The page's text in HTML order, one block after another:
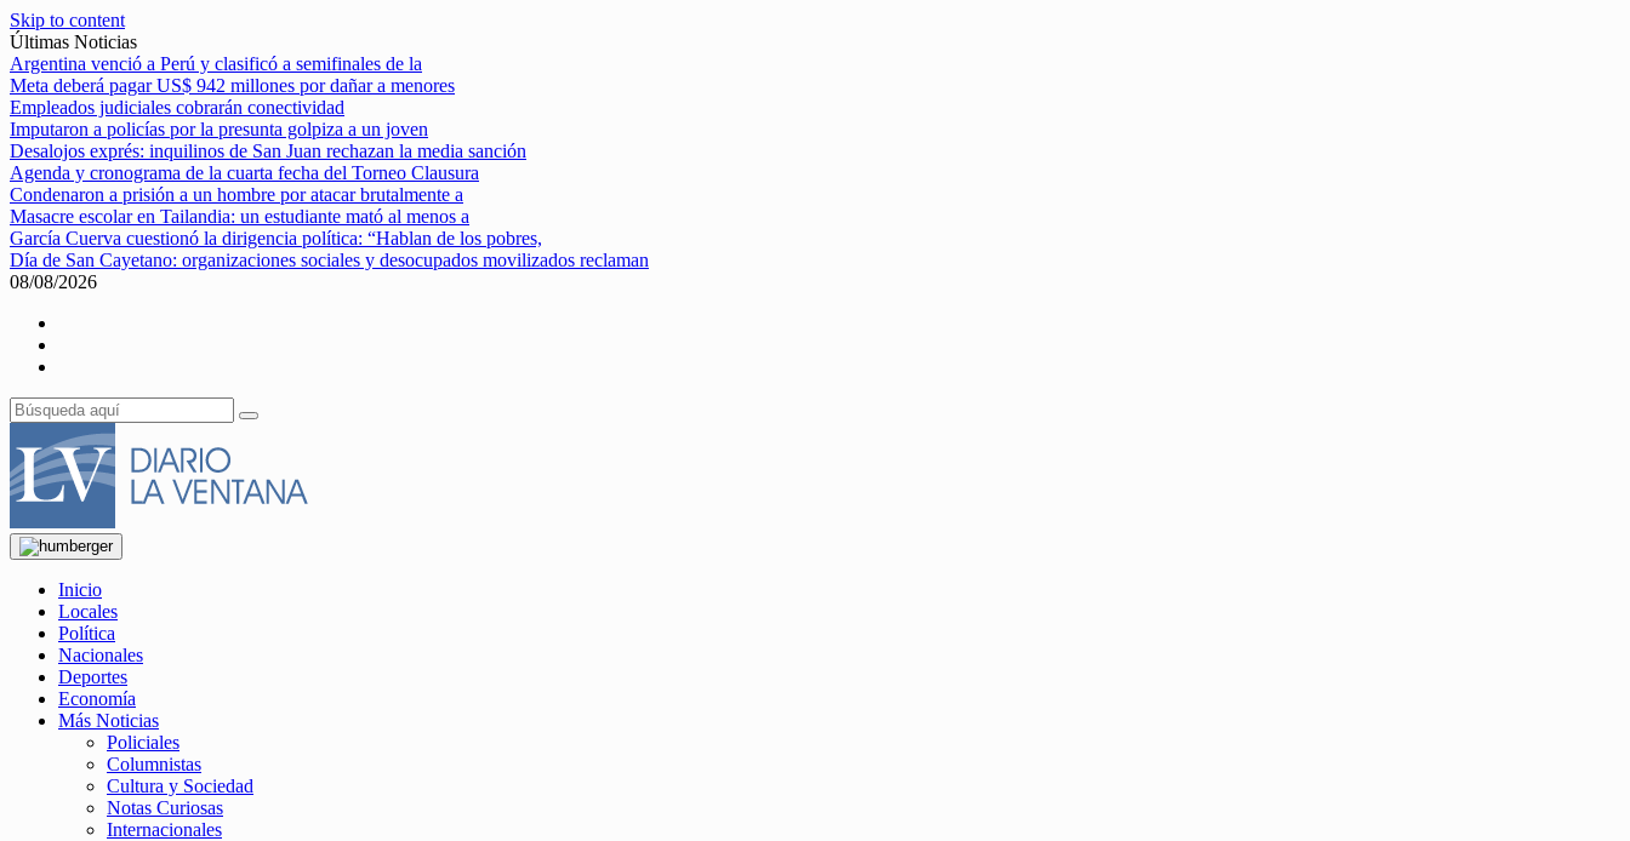
Skip to content
Últimas Noticias
Argentina venció a Perú y clasificó a semifinales de la
Meta deberá pagar US$ 942 millones por dañar a menores
Empleados judiciales cobrarán conectividad
Imputaron a policías por la presunta golpiza a un joven
Desalojos exprés: inquilinos de San Juan rechazan la media sanción
Agenda y cronograma de la cuarta fecha del Torneo Clausura
Condenaron a prisión a un hombre por atacar brutalmente a
Masacre escolar en Tailandia: un estudiante mató al menos a
García Cuerva cuestionó la dirigencia política: “Hablan de los pobres,
Día de San Cayetano: organizaciones sociales y desocupados movilizados reclaman
08/08/2026
Inicio
Locales
Política
Nacionales
Deportes
Economía
Más Noticias
Policiales
Columnistas
Cultura y Sociedad
Notas Curiosas
Internacionales